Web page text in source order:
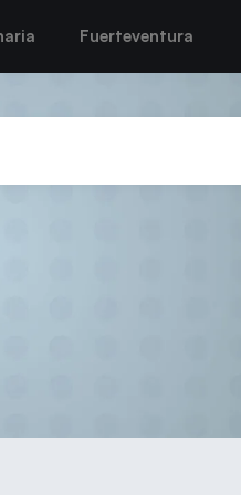
Fuerteventura
PADILLA EL